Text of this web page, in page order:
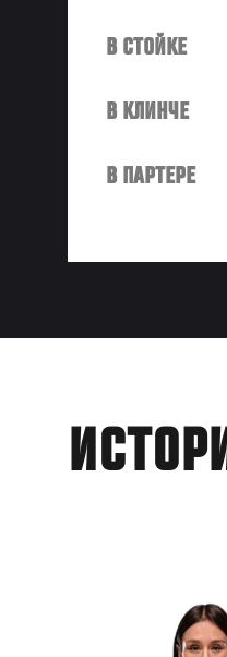
В СТОЙКЕ
В КЛИНЧЕ
В ПАРТЕРЕ